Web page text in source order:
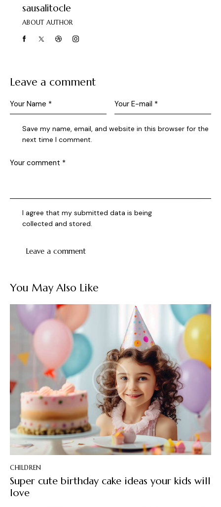
sausalitocle
ABOUT AUTHOR
Leave a comment
Save my name, email, and website in this browser for the
next time I comment.
I agree that my submitted data is being
collected and stored.
You May Also Like
CHILDREN
Super cute birthday cake ideas your kids will
love